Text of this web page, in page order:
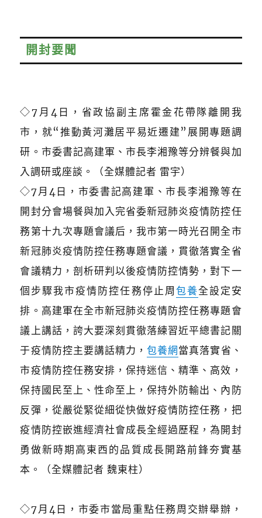
開封要聞
◇7月4日，省政協副主席霍金花帶隊離開我
市，就“推動黃河灘居平易近遷建”展開專題調
研。市委書記高建軍、市長李湘豫等分辨餐與加
入調研或座談。（全媒體記者 雷宇）
◇7月4日，市委書記高建軍、市長李湘豫等在
開封分會場餐與加入完省委新冠肺炎疫情防控任
務第十九次專題會議后，我市第一時光召開全市
新冠肺炎疫情防控任務專題會議，貫徹落實全省
會議精力，剖析研判以後疫情防控情勢，對下一
個步驟我市疫情防控任務停止周包養全設定安
排。高建軍在全市新冠肺炎疫情防控任務專題會
議上講話，誇大要深刻貫徹落練習近平總書記關
于疫情防控主要講話精力，包養網當真落實省、
市疫情防控任務安排，保持迷信、精準、高效，
保持國民至上、性命至上，保持外防輸出、內防
反彈，從嚴從緊從細從快做好疫情防控任務，把
疫情防控嵌進經濟社會成長全經過歷程，為開封
勇做新時期高東西的品質成長開路前鋒夯實基
本。（全媒體記者 魏東柱）
◇7月4日，市委市當局重點任務周交辦舉辦，